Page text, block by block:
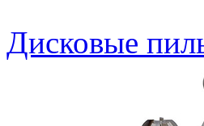
Дисковые